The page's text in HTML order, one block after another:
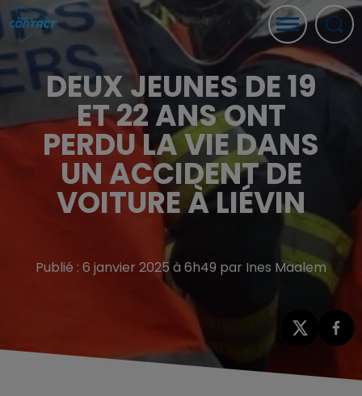
DEUX JEUNES DE 19
ET 22 ANS ONT
PERDU LA VIE DANS
UN ACCIDENT DE
VOITURE À LIÉVIN
Publié : 6 janvier 2025 à 6h49 par Ines Maalem